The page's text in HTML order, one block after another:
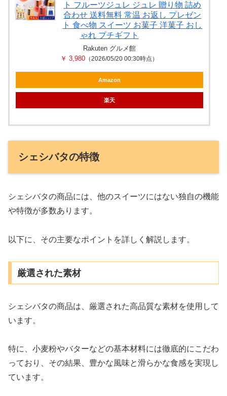
ト フルーツジュレ ジュレ 贈り物 詰め
合わせ 送料無料 常温 お返し プレゼン
ト 食べ物 スイーツ お菓子 洋菓子 おし
ゃれ プチギフト
Rakuten グルメ館
￥ 3,980 （2026/05/20 00:30時点）
Amazon
楽天
シェシバタの特徴
シェシバタの商品には、他のスイーツにはない独自の機能
や特徴が多数あります。
以下に、その主要なポイントを詳しく解説します。
厳選された素材
シェシバタの商品は、厳選された高品質な素材を使用して
います。
特に、小麦粉やバターなどの基本材料には徹底的にこだわ
っており、その結果、豊かな風味と滑らかな食感を実現し
ています。